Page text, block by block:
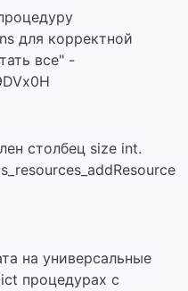
для корректной
все" -
столбец size int.
на универсальные
процедурах с